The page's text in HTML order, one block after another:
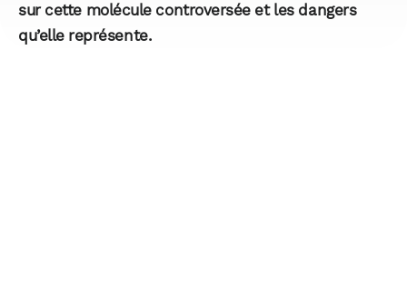
sur cette molécule controversée et les dangers
qu’elle représente.